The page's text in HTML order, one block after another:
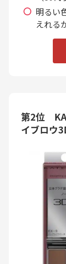
明るい
えれる
第2位
イブロウ